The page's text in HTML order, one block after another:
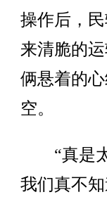
操作后，
来清脆的
俩悬着的
空。
“真是太
我们真不